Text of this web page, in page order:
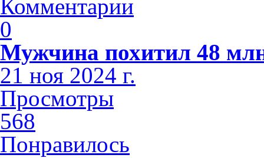
Комментарии
0
Мужчина похитил 48
21 ноя 2024 г.
Просмотры
568
Понравилось